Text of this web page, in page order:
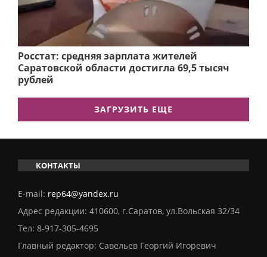
Росстат: средняя зарплата жителей
Саратовской области достигла 69,5 тысяч
рублей
ЗАГРУЗИТЬ ЕЩЕ
КОНТАКТЫ
E-mail: rep64@yandex.ru
Адрес редакции: 410600, г.Саратов, ул.Вольская 32/34
Тел: 8-917-305-4695
Главный редактор: Савельев Георгий Игоревич